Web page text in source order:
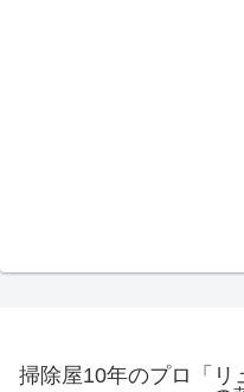
掃除屋10年のプロ「リ